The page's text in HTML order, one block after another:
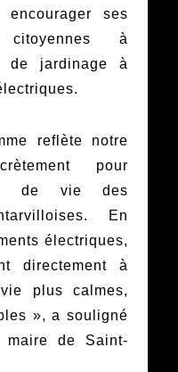
encourager ses
à
de jardinage à
reflète notre
pour
de vie des
En
électriques,
directement à
plus calmes,
», a souligné
maire de Saint-